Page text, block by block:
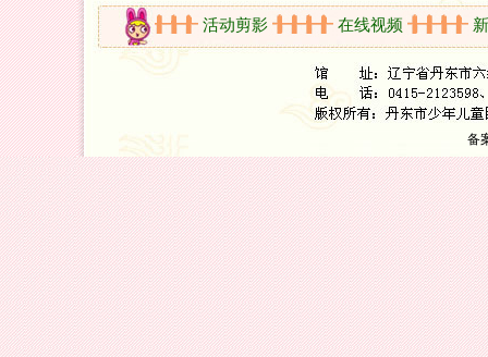
开放时间 活动剪影 在线视频 新书
备